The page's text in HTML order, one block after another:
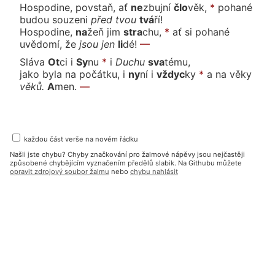
Hospodine, povstaň, ať nezbujní člověk, * pohané
budou souzeni před tvou tváří!
Hospodine, nažeň jim strachu, * ať si pohané
uvědomí, že jsou jen lidé! —
Sláva Otci i Synu * i Duchu svatému,
jako byla na počátku, i nyní i vždycky * a na věky
věků. Amen. —
každou část verše na novém řádku
Našli jste chybu? Chyby značkování pro žalmové nápěvy jsou nejčastěji
způsobené chybějícím vyznačením předělů slabik. Na Githubu můžete
opravit zdrojový soubor žalmu nebo chybu nahlásit